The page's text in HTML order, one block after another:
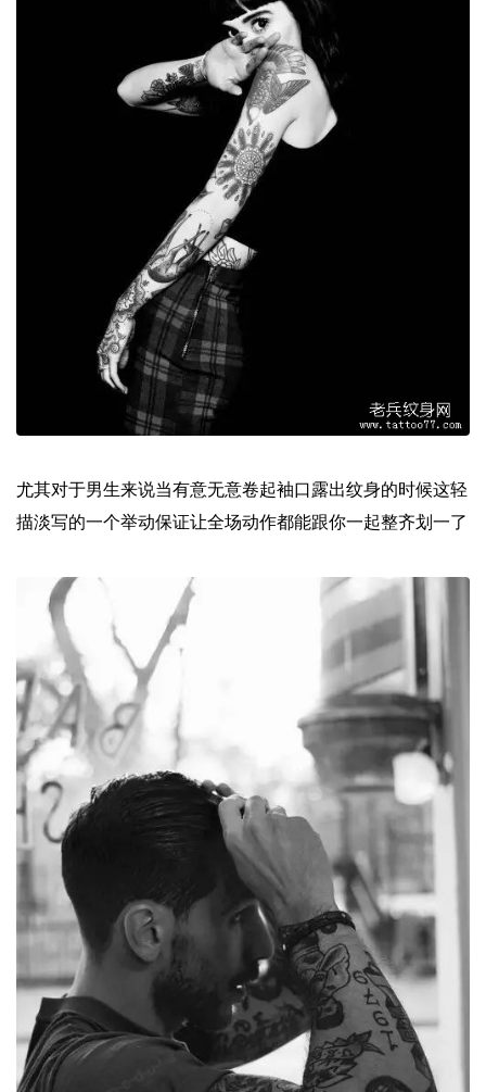
尤其对于男生来说当有意无意卷起袖口露出纹身的时候这轻
描淡写的一个举动保证让全场动作都能跟你一起整齐划一了